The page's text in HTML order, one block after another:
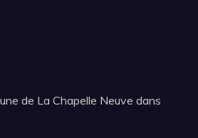
de La Chapelle Neuve dans